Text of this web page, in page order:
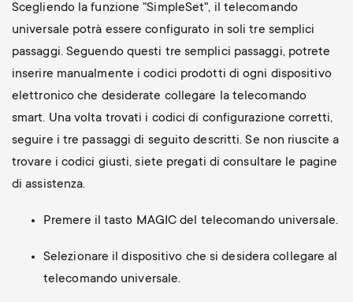
Scegliendo la funzione "SimpleSet", il telecomando
universale potrà essere configurato in soli tre semplici
passaggi. Seguendo questi tre semplici passaggi, potrete
inserire manualmente i codici prodotti di ogni dispositivo
elettronico che desiderate collegare la telecomando
smart. Una volta trovati i codici di configurazione corretti,
seguire i tre passaggi di seguito descritti. Se non riuscite a
trovare i codici giusti, siete pregati di consultare le pagine
di assistenza.
Premere il tasto MAGIC del telecomando universale.
Selezionare il dispositivo che si desidera collegare al
telecomando universale.